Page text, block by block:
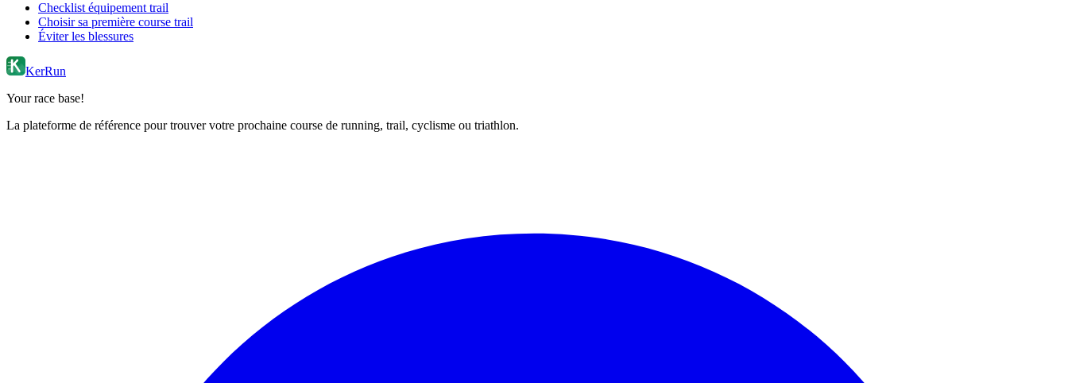
Checklist équipement trail
Choisir sa première course trail
Éviter les blessures
KerRun
Your race base!
La plateforme de référence pour trouver votre prochaine course de running, trail, cyclisme ou triathlon.